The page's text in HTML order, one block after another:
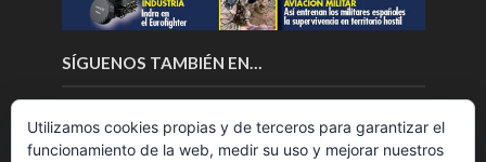
SÍGUENOS TAMBIÉN EN…
Utilizamos cookies propias y de terceros para garantizar el
funcionamiento de la web, medir su uso y mejorar nuestros